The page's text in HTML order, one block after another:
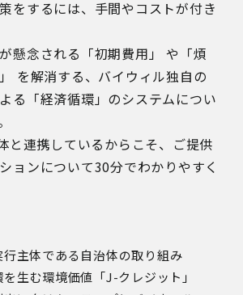
をするには、手間やコストが付き
懸念される「初期費用」 や「煩
を解消する、バイウィル独自の
る「経済循環」のシステムについ
と連携しているからこそ、ご提供
ョンについて30分でわかりやすく
主体である自治体の取り組み
生む環境価値「J-クレジット」